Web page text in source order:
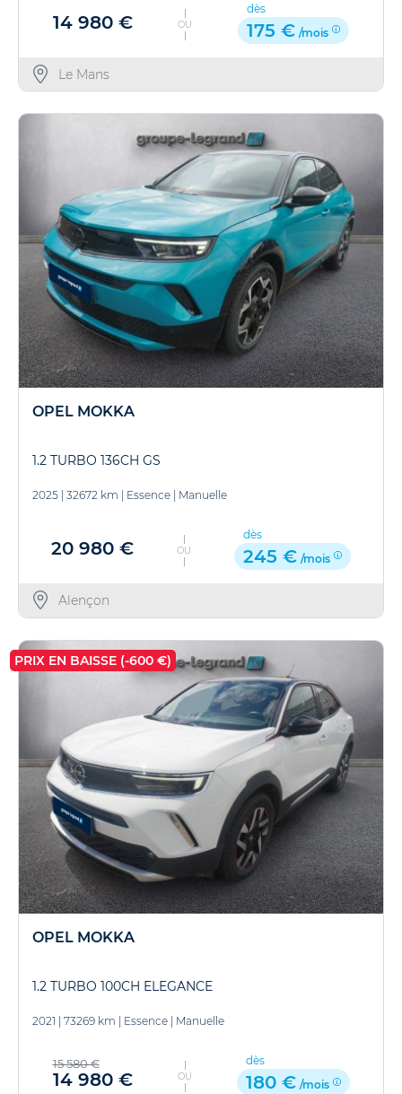
14 980 € OU
dès
175 € /mois
Le Mans
OPEL MOKKA
1.2 TURBO 136CH GS
2025 32672 km Essence Manuelle
20 980 € OU
dès
245 € /mois
Alençon
PRIX EN BAISSE (-600 €)
OPEL MOKKA
1.2 TURBO 100CH ELEGANCE
2021 73269 km Essence Manuelle
15 580 €
14 980 € OU
dès
180 € /mois